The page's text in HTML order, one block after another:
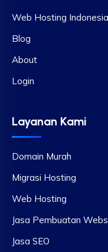
Web Hosting Indonesia
Blog
About
Login
Layanan Kami
Domain Murah
Migrasi Hosting
Web Hosting
Jasa Pembuatan
Jasa SEO